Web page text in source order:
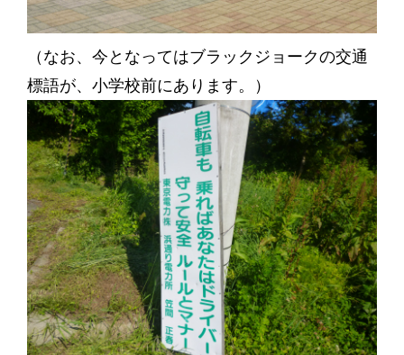
（なお、今となってはブラックジョークの交通
標語が、小学校前にあります。）